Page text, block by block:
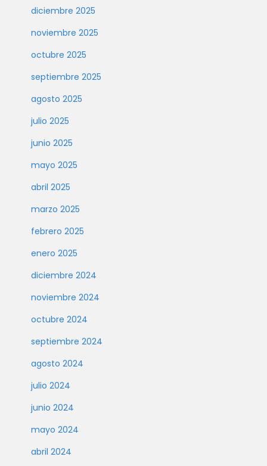
diciembre 2025
noviembre 2025
octubre 2025
septiembre 2025
agosto 2025
julio 2025
junio 2025
mayo 2025
abril 2025
marzo 2025
febrero 2025
enero 2025
diciembre 2024
noviembre 2024
octubre 2024
septiembre 2024
agosto 2024
julio 2024
junio 2024
mayo 2024
abril 2024